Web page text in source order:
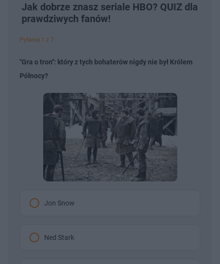
Jak dobrze znasz seriale HBO? QUIZ dla
prawdziwych fanów!
Pytanie 1 z 7
"Gra o tron": który z tych bohaterów nigdy nie był Królem
Północy?
Jon Snow
Ned Stark